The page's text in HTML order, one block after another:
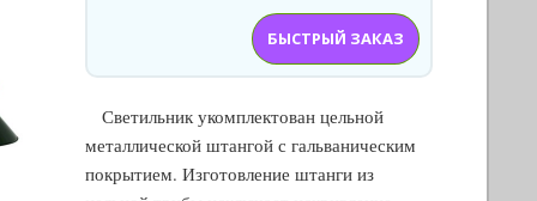
БЫСТРЫЙ ЗАКАЗ
Светильник укомплектован цельной
металлической штангой с гальваническим
покрытием. Изготовление штанги из